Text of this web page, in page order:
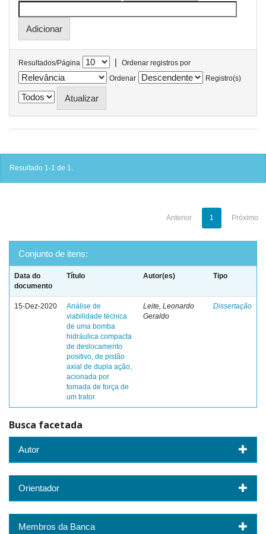
Resultados/Página |
Ordenar registros por
Ordenar
Registro(s)
Resultado 1-1 de 1.
Anterior 1 Próximo
Conjunto de itens:
Data do
documento
Título Autor(es) Tipo
15-Dez-2020
Análise de
viabilidade técnica
de uma bomba
hidráulica compacta
de deslocamento
positivo, de pistão
axial de dupla ação,
acionada por
tomada de força de
um trator
Leite, Leonardo
Geraldo
Dissertação
Busca facetada
Autor
Orientador
Membros da Banca